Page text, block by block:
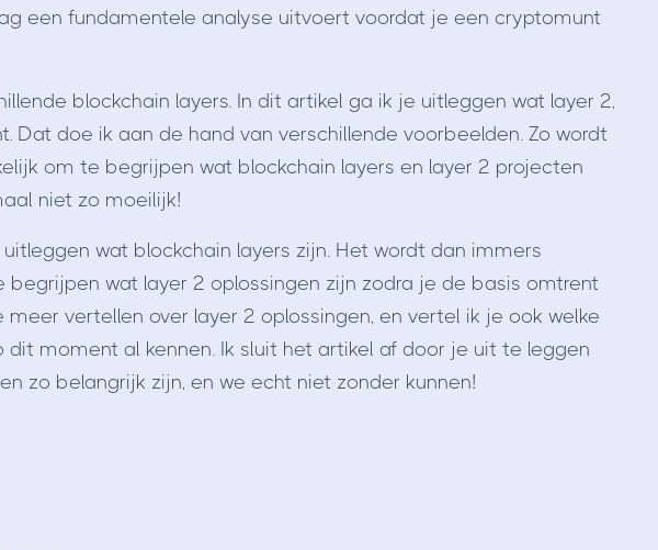
een fundamentele analyse uitvoert voordat je een cryptomunt
blockchain layers. In dit artikel ga ik je uitleggen wat layer 2,
Dat doe ik aan de hand van verschillende voorbeelden. Zo wordt
om te begrijpen wat blockchain layers en layer 2 projecten
niet zo moeilijk!
wat blockchain layers zijn. Het wordt dan immers
begrijpen wat layer 2 oplossingen zijn zodra je de basis omtrent
meer vertellen over layer 2 oplossingen, en vertel ik je ook welke
dit moment al kennen. Ik sluit het artikel af door je uit te leggen
zo belangrijk zijn, en we echt niet zonder kunnen!